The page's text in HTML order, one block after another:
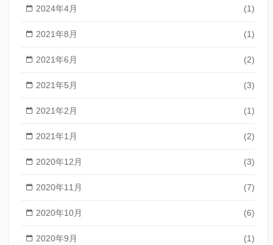
2024年4月 (1)
2021年8月 (1)
2021年6月 (2)
2021年5月 (3)
2021年2月 (1)
2021年1月 (2)
2020年12月 (3)
2020年11月 (7)
2020年10月 (6)
2020年9月 (1)